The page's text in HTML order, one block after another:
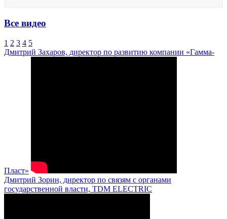
Все видео
1 2 3 4 5
Дмитрий Захаров, директор по развитию компании «Гамма-
Пласт»
Дмитрий Зорин, директор по связям с органами
государственной власти, TDM ELECTRIC